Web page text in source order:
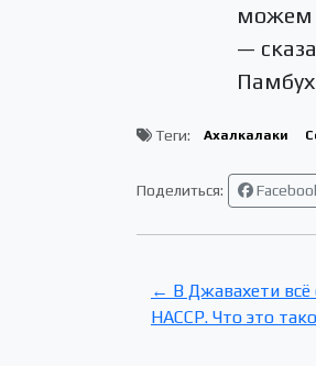
можем
—
Теги: Ахалкалаки
Поделиться:
← В Джавахети всё
HACCP. Что это